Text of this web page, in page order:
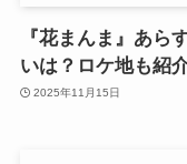
『花まんま』あら
いは？ロケ地も紹
2025年11月15日